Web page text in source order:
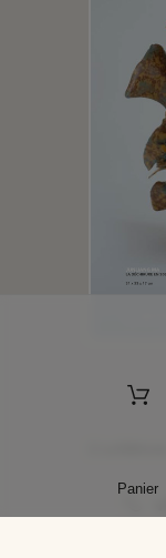
Panier